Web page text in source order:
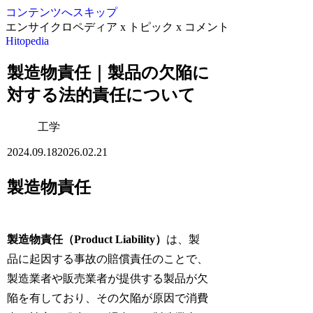
コンテンツへスキップ
エンサイクロペディア x トピック x コメント
Hitopedia
製造物責任｜製品の欠陥に
対する法的責任について
工学
2024.09.182026.02.21
製造物責任
製造物責任（Product Liability） は、製
品に起因する事故の賠償責任のことで、
製造業者や販売業者が提供する製品が欠
陥を有しており、その欠陥が原因で消費